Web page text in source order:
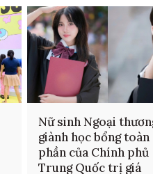
Nữ sinh Ngoại
giành học bổng toàn
phần của Chính phủ
Trung Quốc trị giá